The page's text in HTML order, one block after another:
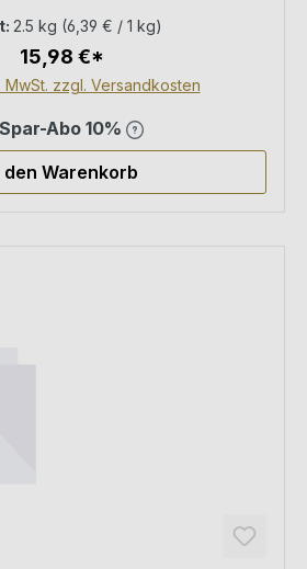
2.5 kg (6,39 € / 1 kg)
15,98 €*
MwSt. zzgl. Versandkosten
Spar-Abo 10%
den Warenkorb